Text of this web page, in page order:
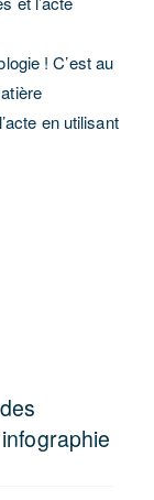
! C’est au
en utilisant